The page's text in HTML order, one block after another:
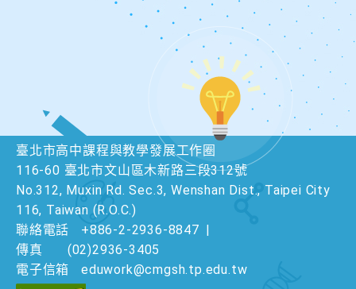
臺北市高中課程與教學發展工作圈
116-60 臺北市文山區木新路三段312號
No.312, Muxin Rd. Sec.3, Wenshan Dist., Taipei City
116, Taiwan (R.O.C.)
聯絡電話
+886-2-2936-8847 |
傳真
(02)2936-3405
電子信箱
eduwork@cmgsh.tp.edu.tw